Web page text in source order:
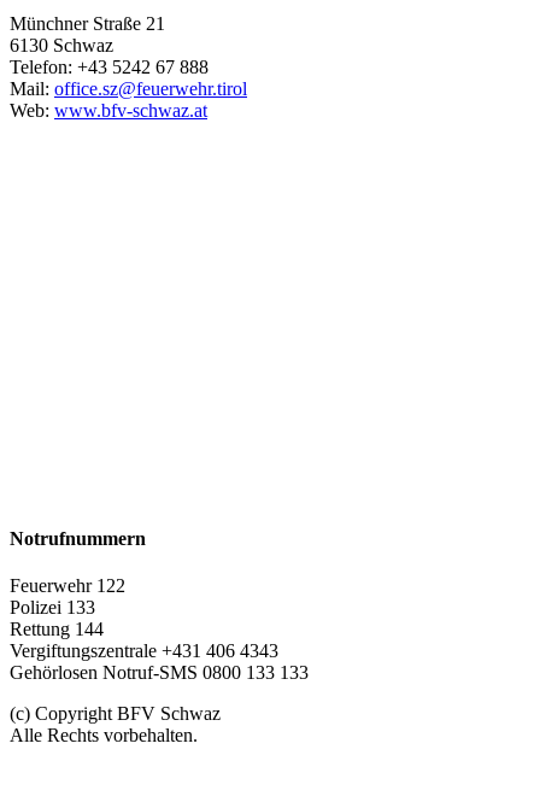
Münchner Straße 21
6130 Schwaz
Telefon: +43 5242 67 888
Mail: office.sz@feuerwehr.tirol
Web: www.bfv-schwaz.at
Notrufnummern
Feuerwehr 122
Polizei 133
Rettung 144
Vergiftungszentrale +431 406 4343
Gehörlosen Notruf-SMS 0800 133 133
(c) Copyright BFV Schwaz
Alle Rechts vorbehalten.